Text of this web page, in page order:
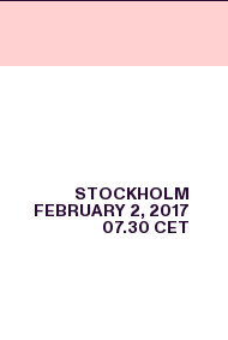
STOCKHOLM
FEBRUARY 2, 2017
07.30 CET